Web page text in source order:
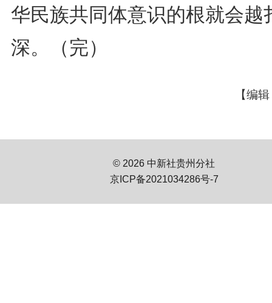
华民族共同体意识的根就会越
深。（完）
【编
© 2026 中新社贵州分社
京ICP备2021034286号-7